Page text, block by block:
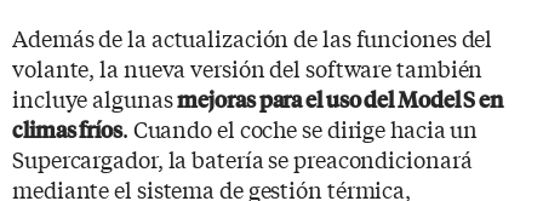
Además de la actualización de las funciones del
volante, la nueva versión del software también
incluye algunasmejoras para el uso del Model S en
climas fríos. Cuando el coche se dirige hacia un
Supercargador, la batería se preacondicionará
mediante el sistema de gestión térmica,